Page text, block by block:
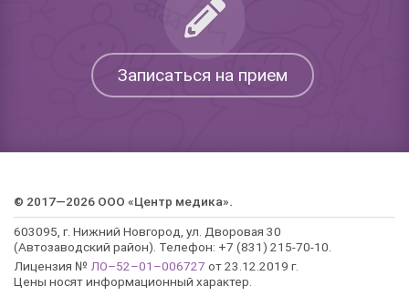
Записаться на прием
© 2017—2026 ООО «Центр медика».
603095, г. Нижний Новгород, ул. Дворовая 30
(Автозаводский район). Телефон: +7 (831) 215-70-10.
Лицензия № ЛО–52–01–006727 от 23.12.2019 г.
Цены носят информационный характер.